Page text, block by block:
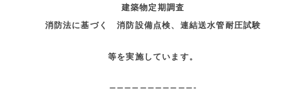
建築物定期調査
消防法に基づく 消防設備点検、連結送水管耐圧試験
等を実施しています。
———————————-